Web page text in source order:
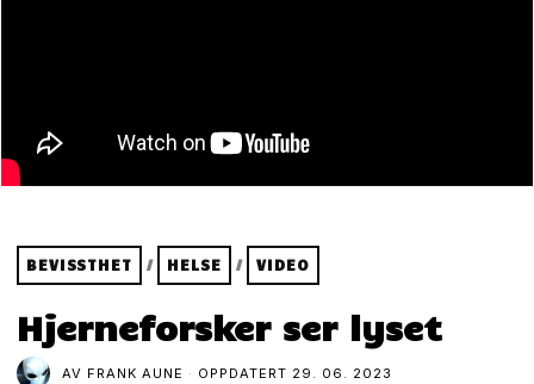
BEVISSTHET / HELSE / VIDEO
Hjerneforsker ser lyset
AV FRANK AUNE OPPDATERT 29. 06. 2023